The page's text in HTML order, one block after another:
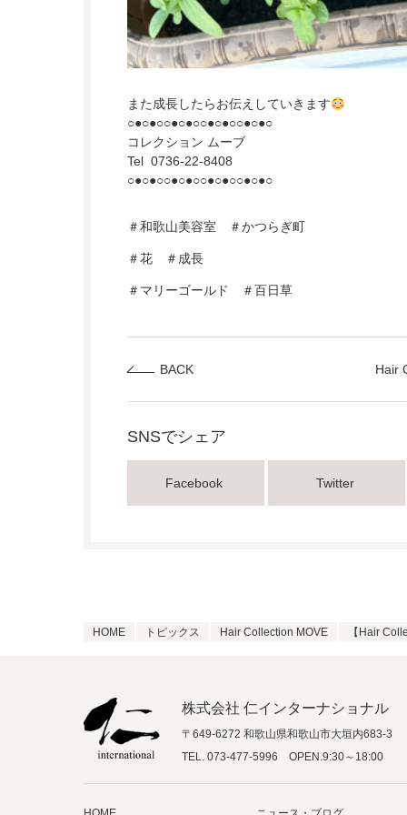
また成長したらお伝えしていきます
○●○●○○●○●○○●○●○○●○●○
コレクション ムーブ
Tel 0736-22-8408
○●○●○○●○●○○●○●○○●○●○
＃和歌山美容室 ＃かつらぎ町
＃花 ＃成長
＃マリーゴールド ＃百日草
BACK Hair
SNSでシェア
Facebook Twitter
HOME トピックス Hair Collection MOVE 【Hair
株式会社 仁インターナショナル
〒649-6272 和歌山県和歌山市大垣内683-3
TEL.073-477-5996 OPEN.9:30～18:00